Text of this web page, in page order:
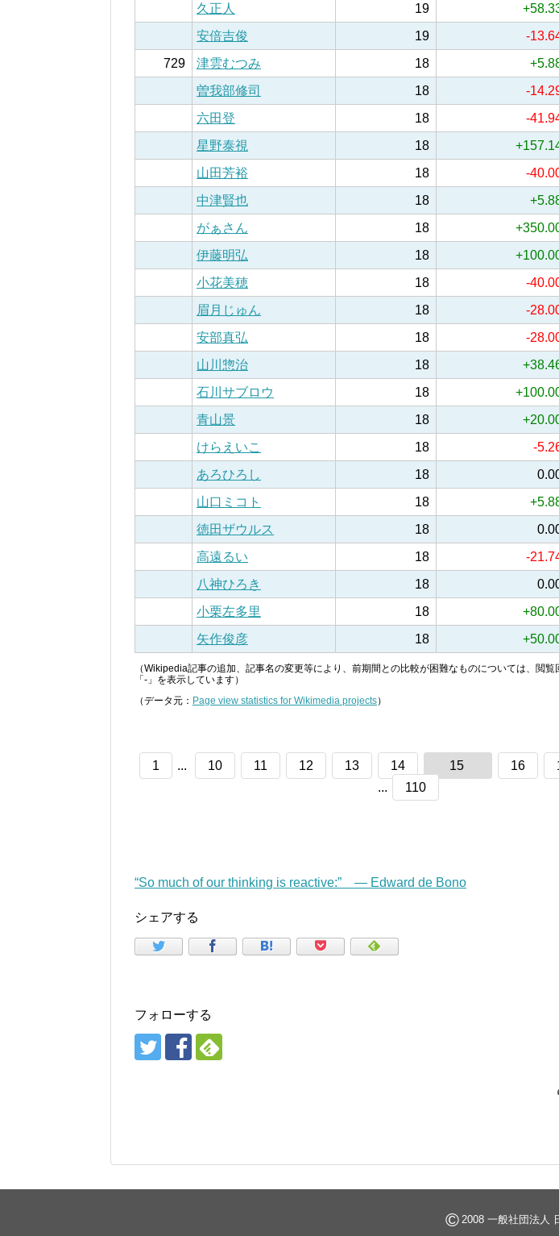
久正人
19
安倍吉俊
19 -
729
津雲むつみ 18
曽我部修司
18 -
六田登
18 -
星野泰視
18
山田芳裕
18 -
中津賢也
18
がぁさん
18
伊藤明弘
18
小花美穂
18 -
眉月じゅん
18 -
安部真弘
18 -
山川惣治
18
石川サブロウ
18
青山景
18
けらえいこ
18 -
あろひろし
18
山口ミコト
18
徳田ザウルス
18
高遠るい
18 -
八神ひろき
18
小栗左多里
18
矢作俊彦
18
（Wikipedia記事の追加、記事名の変更等により、前期間との比較が困難なものについては、閲覧
「-」を表示しています）
（データ元： Page view statistics for Wikimedia projects）
1 ... 10 11 12 13 14 15 16
...
110
“So much of our thinking is reactive:” — Edward de Bono
シェアする
フォローする
© 2008 一般社団法人